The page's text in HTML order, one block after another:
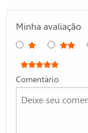
Minha avaliação
Comentário